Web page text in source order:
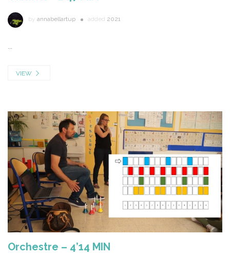
by annabellartup added 2021
...
VIEW
Orchestre – 4’14 MIN